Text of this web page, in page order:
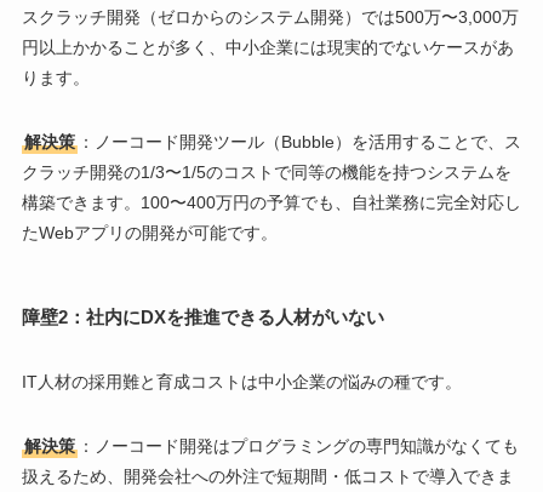
スクラッチ開発（ゼロからのシステム開発）では500万〜3,000万
円以上かかることが多く、中小企業には現実的でないケースがあ
ります。
解決策：ノーコード開発ツール（Bubble）を活用することで、ス
クラッチ開発の1/3〜1/5のコストで同等の機能を持つシステムを
構築できます。100〜400万円の予算でも、自社業務に完全対応し
たWebアプリの開発が可能です。
障壁2：社内にDXを推進できる人材がいない
IT人材の採用難と育成コストは中小企業の悩みの種です。
解決策：ノーコード開発はプログラミングの専門知識がなくても
扱えるため、開発会社への外注で短期間・低コストで導入できま